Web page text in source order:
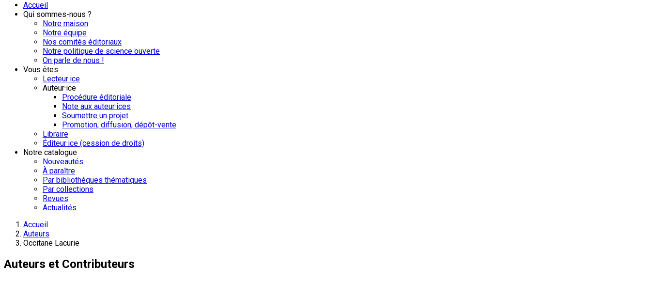
Accueil
Qui sommes-nous ?
Notre maison
Notre équipe
Nos comités éditoriaux
Notre politique de science ouverte
On parle de nous !
Vous êtes
Lecteur·ice
Auteur·ice
Procédure éditoriale
Note aux auteur·ices
Soumettre un projet
Promotion, diffusion, dépôt-vente
Libraire
Éditeur·ice (cession de droits)
Notre catalogue
Nouveautés
À paraître
Par bibliothèques thématiques
Par collections
Revues
Actualités
Accueil
Auteurs
Occitane Lacurie
Auteurs et Contributeurs